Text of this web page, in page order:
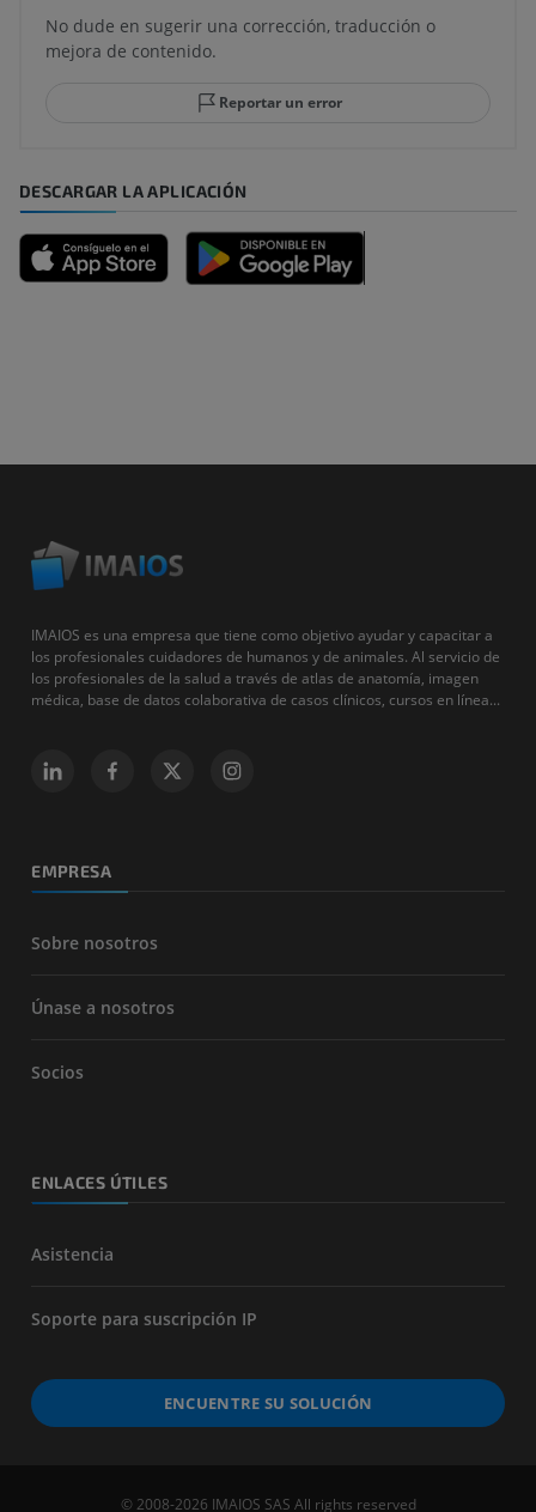
No dude en sugerir una corrección, traducción o
mejora de contenido.
Reportar un error
DESCARGAR LA APLICACIÓN
IMAIOS es una empresa que tiene como objetivo ayudar y capacitar a
los profesionales cuidadores de humanos y de animales. Al servicio de
los profesionales de la salud a través de atlas de anatomía, imagen
médica, base de datos colaborativa de casos clínicos, cursos en línea...
EMPRESA
Sobre nosotros
Únase a nosotros
Socios
ENLACES ÚTILES
Asistencia
Soporte para suscripción IP
ENCUENTRE SU SOLUCIÓN
© 2008-2026 IMAIOS SAS All rights reserved